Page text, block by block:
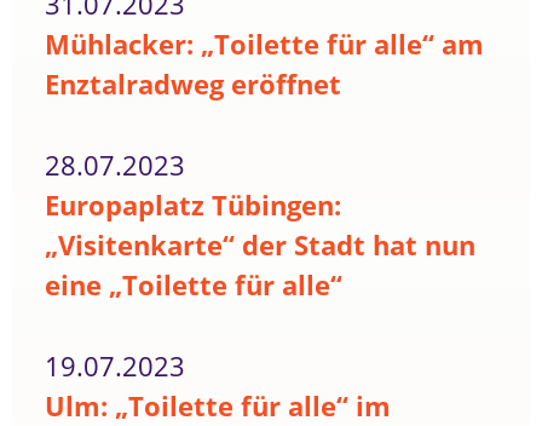
Mühlacker: „Toilette für alle“ am
Enztalradweg eröffnet
28.07.2023
Europaplatz Tübingen:
„Visitenkarte“ der Stadt hat nun
eine „Toilette für alle“
19.07.2023
Ulm: „Toilette für alle“ im